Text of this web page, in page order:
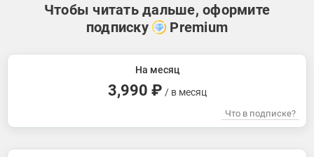
Чтобы читать дальше, оформите
подписку
Premium
На месяц
3,990 ₽ / в месяц
Что в подписке?